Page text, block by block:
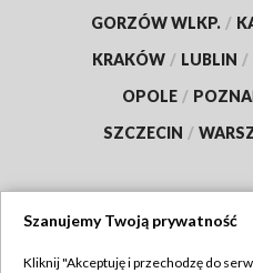
GORZÓW WLKP. /
KRAKÓW / LUBLIN /
OPOLE /
SZCZECIN /
Szanujemy Twoją prywatność
Kliknij "Akceptuję i przechodzę do